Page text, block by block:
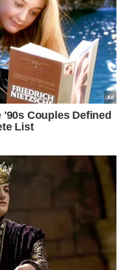
modular
2026?
interiores e varejo de
de imóveis
e preocupação com
o crescimento
Em lares com crianças,